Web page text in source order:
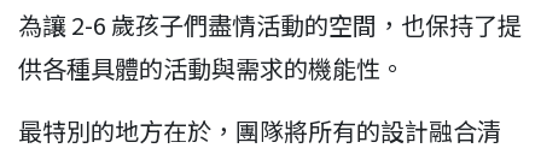
為讓 2-6 歲孩子們盡情活動的空間，也保持了提
供各種具體的活動與需求的機能性。
最特別的地方在於，團隊將所有的設計融合清